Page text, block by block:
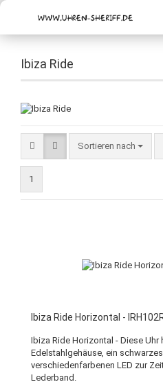
Ibiza Ride
Sortieren nach
1
Ibiza Ride Horizontal -
Ibiza Ride Horizontal - Diese Uhr
Edelstahlgehäuse, ein
verschiedenfarbenen LED zur
Lederband.